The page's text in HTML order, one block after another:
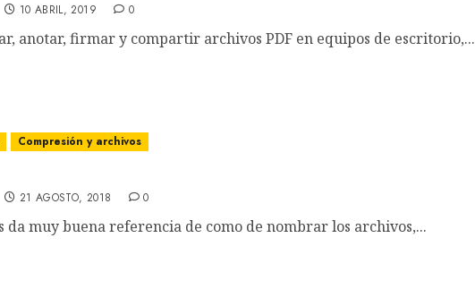
10 ABRIL, 2019 0
anotar, firmar y compartir archivos PDF en equipos de escritorio,...
Compresión y archivos
21 AGOSTO, 2018 0
da muy buena referencia de como de nombrar los archivos,...